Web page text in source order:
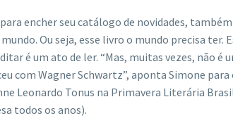
encher seu catálogo de novidades,
Ou seja, esse livro o mundo precisa
é um ato de ler. “Mas, muitas vezes, não
com Wagner Schwartz”, aponta Simone
Leonardo Tonus na Primavera Literária
todos os anos).